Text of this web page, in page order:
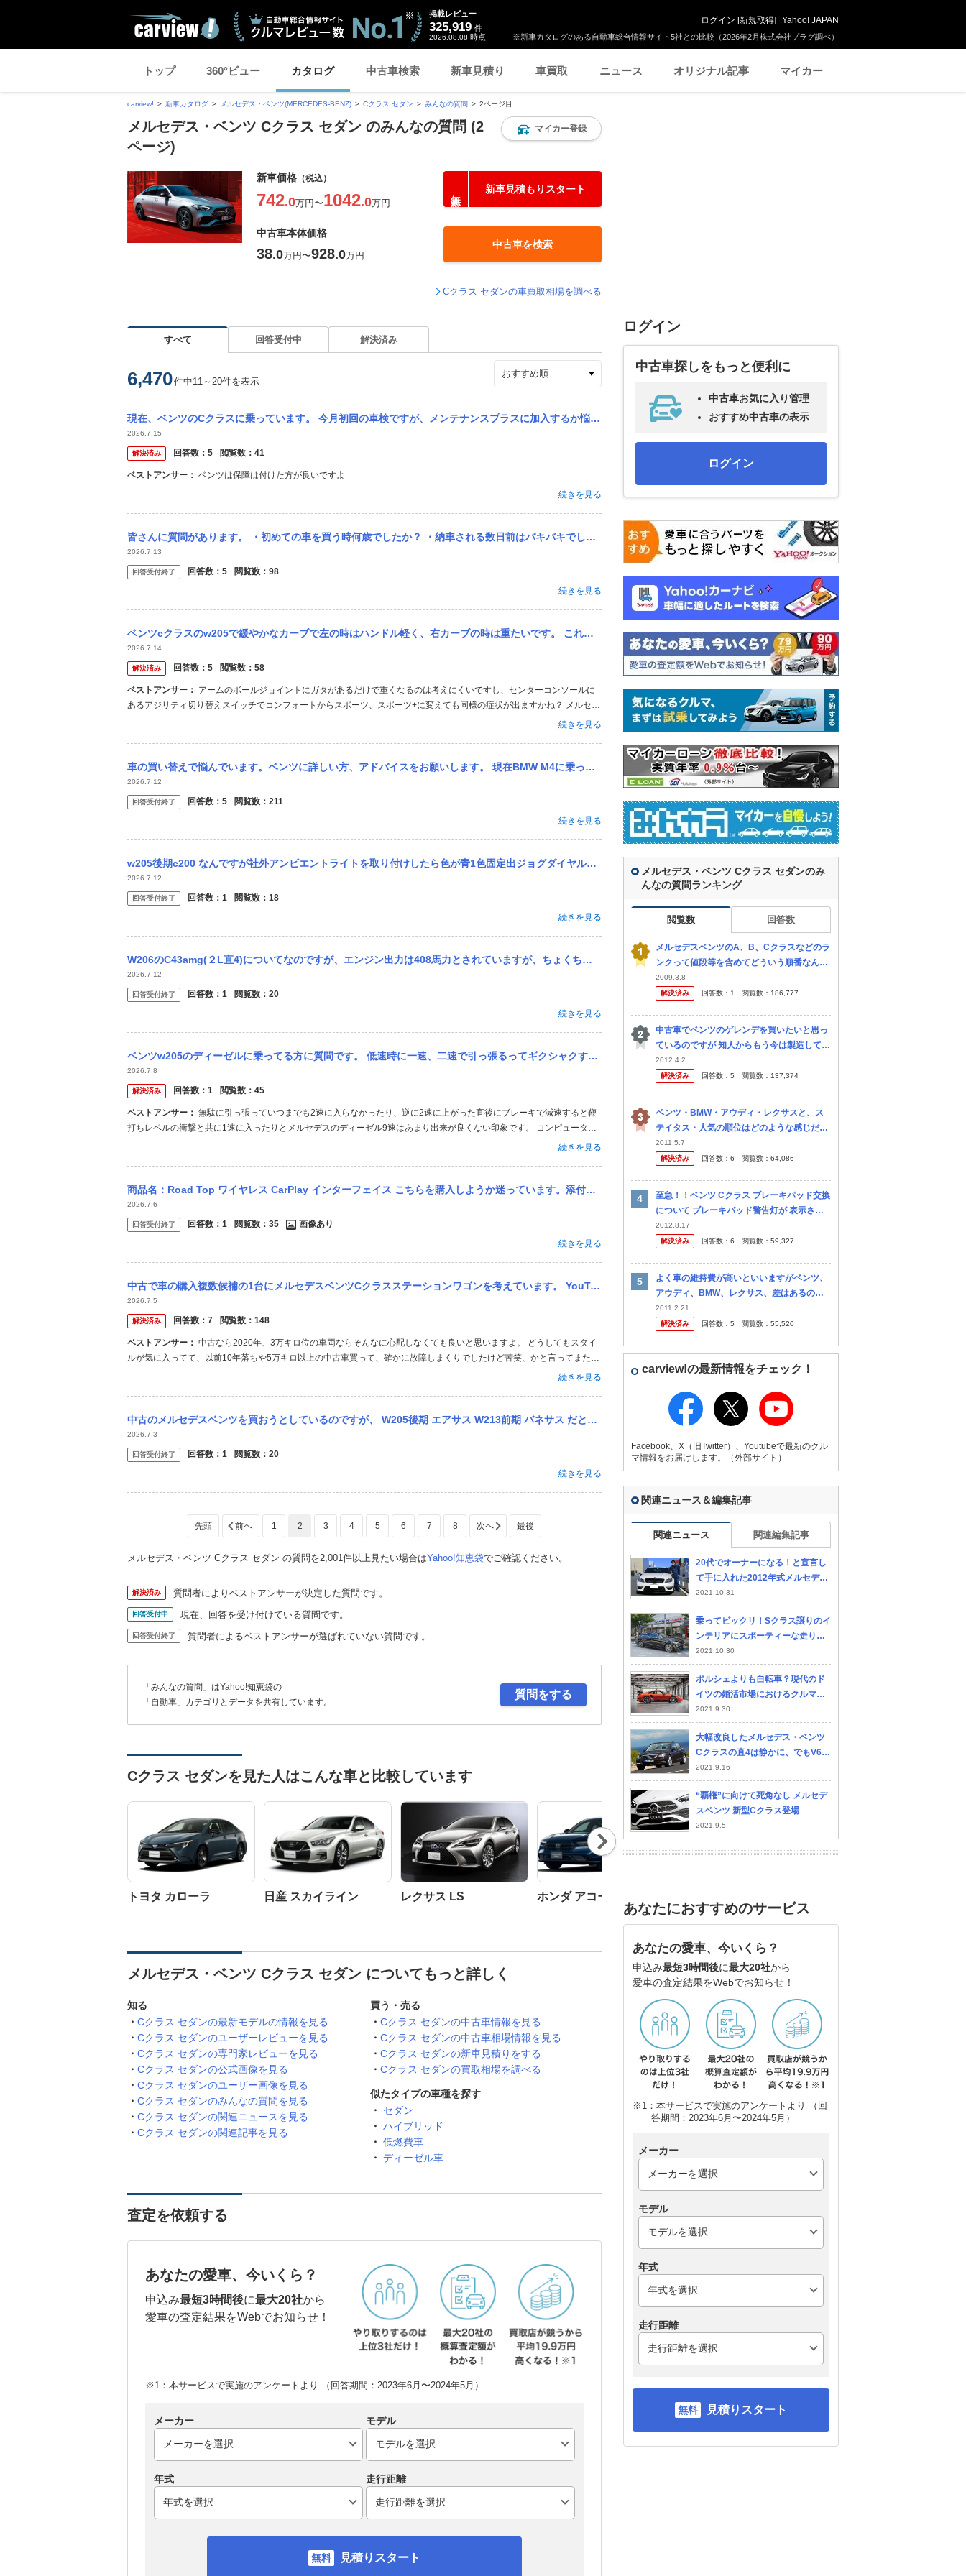
※新車カタログのある自動車総合情報サイト5社との比較（2026年2月株式会社プラグ調べ）
掲載レビュー
325,919 件
2026.08.08 時点
ログイン [新規取得] Yahoo! JAPAN
トップ 360°ビュー カタログ 中古車検索 新車見積り 車買取 ニュース オリジナル記事 マイカー
carview! 新車カタログ メルセデス・ベンツ(MERCEDES-BENZ) Cクラス セダン みんなの質問 2ページ目
メルセデス・ベンツ Cクラス セダン のみんなの質問 (2
ページ)
マイカー登録
新車価格 （税込）
742.0万円〜1042.0万円
新車見積もりスタート
中古車本体価格
38.0万円〜928.0万円
中古車を検索
Cクラス セダンの車買取相場を調べる
すべて 回答受付中 解決済み
6,470件中11～20件を表示
現在、ベンツのCクラスに乗っています。 今月初回の車検ですが、メンテナンスプラスに加入するか悩んでいます。 メンテナンスプラスだと消耗品（ブレーキパット、ブレーキディスク等）の交換が無料とのこと...
2026.7.15
解決済み 回答数： 5 閲覧数： 41
ベストアンサー： ベンツは保障は付けた方が良いですよ
続きを見る
皆さんに質問があります。 ・初めての車を買う時何歳でしたか？ ・納車される数日前はバキバキでしたか？ ・燃費はどれくらいでしたか？ ・価格はどれくらいでしたか？ ・また、それらは自分で頑張って維...
2026.7.13
回答受付終了 回答数： 5 閲覧数： 98
続きを見る
ベンツcクラスのw205で緩やかなカーブで左の時はハンドル軽く、右カーブの時は重たいです。 これはパワステの設定でしょうか？ 正面衝突の配慮？
2026.7.14
解決済み 回答数： 5 閲覧数： 58
ベストアンサー：
あるアジリティ切り替えスイッチでコンフォートからスポーツ、スポーツ+に変えても同様の症状が出ますかね？ メルセデ
ス問わず低速では軽く、スピードがある程度乗ると切りすぎ防止のためステアリングが重くなるのが普通の設定です。 明
続きを見る
車の買い替えで悩んでいます。ベンツに詳しい方、アドバイスをお願いします。 現在BMW M4に乗っており、5年間所有しています。 走りはとても満足していますが、この5年で2年に1回くらいのペース...
2026.7.12
回答受付終了 回答数： 5 閲覧数： 211
続きを見る
w205後期c200 なんですが社外アンビエントライトを取り付けしたら色が青1色固定出ジョグダイヤルて動かしてもモニター上で青に戻ってしまいます。原因分かる方居ますか
2026.7.12
回答受付終了 回答数： 1 閲覧数： 18
続きを見る
W206のC43amg(２L直4)についてなのですが、エンジン出力は408馬力とされていますが、ちょくちょくBSGにより16馬力のブーストがかかる、 と書いてあるのを見かけるのですがこれはブース...
2026.7.12
回答受付終了 回答数： 1 閲覧数： 20
続きを見る
ベンツw205のディーゼルに乗ってる方に質問です。 低速時に一速、二速で引っ張るってギクシャクするんですか普通ですか？ 軽くアクセル踏んでるだけなのに、2500回転ぐらい回ります。
2026.7.8
解決済み 回答数： 1 閲覧数： 45
ベストアンサー：
打ちレベルの衝撃と共に1速に入ったりとメルセデスのディーゼル9速はあまり出来が良くない印象です。 コンピュータで
シフトタイミング制御を弄れば解決できそうな問題ですがディーラーでも持病扱いです。 ちなみに同年代のCLS等でも起
続きを見る
商品名：Road Top ワイヤレス CarPlay インターフェイス こちらを購入しようか迷っています。添付画像の黒のボックスは元々搭載されているモニター（ベンツCクラス）にどのように接続、取...
2026.7.6
回答受付終了 回答数： 1 閲覧数： 35
画像あり
続きを見る
中古で車の購入複数候補の1台にメルセデスベンツCクラスステーションワゴンを考えています。 YouTubeなどを見て色々勉強していますが、ハイテクな車両ほど故障などが頻繁に起きないか不安材料があり...
2026.7.5
解決済み 回答数： 7 閲覧数： 148
ベストアンサー：
ルが気に入ってて、以前10年落ちや5万キロ以上の中古車買って、確かに故障しまくりでしたけど苦笑、かと言ってまた国
産に戻る事はなく、と言うか二度と国産には戻れなくなります。 AMGとか高出力の車両でなければそんな心配不要です。
続きを見る
中古のメルセデスベンツを買おうとしているのですが、 W205後期 エアサス W213前期 バネサス だとどちらの方がいいですか？ 維持費の違いなども教えて頂けると幸いです。
2026.7.3
回答受付終了 回答数： 1 閲覧数： 20
続きを見る
1 2 3 4 5 6 7 8
メルセデス・ベンツ Cクラス セダン の質問を2,001件以上見たい場合はYahoo!知恵袋でご確認ください。
解決済み 質問者によりベストアンサーが決定した質問です。
回答受付中 現在、回答を受け付けている質問です。
回答受付終了 質問者によるベストアンサーが選ばれていない質問です。
「みんなの質問」はYahoo!知恵袋の
「自動車」カテゴリとデータを共有しています。
質問をする
Cクラス セダンを見た人はこんな車と比較しています
トヨタ カローラ 日産 スカイライン レクサス LS ホンダ アコード
ド
Nex
t
メルセデス・ベンツ Cクラス セダン についてもっと詳しく
知る
Cクラス セダンの最新モデルの情報を見る
Cクラス セダンのユーザーレビューを見る
Cクラス セダンの専門家レビューを見る
Cクラス セダンの公式画像を見る
Cクラス セダンのユーザー画像を見る
Cクラス セダンのみんなの質問を見る
Cクラス セダンの関連ニュースを見る
Cクラス セダンの関連記事を見る
買う・売る
Cクラス セダンの中古車情報を見る
Cクラス セダンの中古車相場情報を見る
Cクラス セダンの新車見積りをする
Cクラス セダンの買取相場を調べる
似たタイプの車種を探す
セダン
ハイブリッド
低燃費車
ディーゼル車
査定を依頼する
あなたの愛車、今いくら？
申込み最短3時間後に最大20社から
愛車の査定結果をWebでお知らせ！
※1：本サービスで実施のアンケートより （回答期間：2023年6月〜2024年5月）
メーカー モデル
年式 走行距離
見積りスタート
ログイン
中古車探しをもっと便利に
中古車お気に入り管理
おすすめ中古車の表示
ログイン
メルセデス・ベンツ Cクラス セダンのみ
んなの質問ランキング
閲覧数 回答数
メルセデスベンツのA、B、Cクラスなどのラ
ンクって値段等を含めてどういう順番なんで
すか？またそれぞれのクラスの値段はどのく
らいですか？
2009.3.8
解決済み
回答数： 1 閲覧数： 186,777
中古車でベンツのゲレンデを買いたいと思っ
ているのですが 知人からもう今は製造してな
い車だから 安く買えたとしても すぐ故障し
て その度に部品代が凄くかかるからやめた方
2012.4.2
解決済み
回答数： 5 閲覧数： 137,374
ベンツ・BMW・アウディ・レクサスと、ス
テイタス・人気の順位はどのような感じだと
思いますか？ 私はステイタスなら上述記載の
通り（ベンツが最高→レクサスが最低）で、
2011.5.7
解決済み
回答数： 6 閲覧数： 64,086
至急！！ベンツ Cクラス ブレーキパッド交換
について ブレーキパッド警告灯が 表示さ
れ、前ブレーキパッドの交換が必要なようで
す。 交換費用はいくらくらいでしょうか？デ
2012.8.17
解決済み
回答数： 6 閲覧数： 59,327
よく車の維持費が高いといいますがベンツ、
アウディ、BMW、レクサス、差はあるので
すか？ 今家族がレクサスに乗ってますが私の
車を買いたいと思ってます。 ぶつけたりした
2011.2.21
解決済み
回答数： 5 閲覧数： 55,520
carview!の最新情報をチェック！
Facebook、X（旧Twitter）、Youtubeで最新のクル
マ情報をお届けします。（外部サイト）
関連ニュース＆編集記事
関連ニュース 関連編集記事
20代でオーナーになる！と宣言し
て手に入れた2012年式メルセデ
ス・ベンツ C63AMG パフォーマ
ンスパッケージ(W204型)
2021.10.31
乗ってビックリ！Sクラス譲りのイ
ンテリアにスポーティーな走りも
堪能できるメルセデス・ベンツ
「C200アバンギャルド」の完成度
2021.10.30
ポルシェよりも自転車？現代のド
イツの婚活市場におけるクルマの
存在価値とは
2021.9.30
大幅改良したメルセデス・ベンツ
Cクラスの直4は静かに、でもV6が
直噴化でもっと良くなっていた【1
0年ひと昔の新車】
2021.9.16
“覇権”に向けて死角なし メルセデ
スベンツ 新型Cクラス登場
2021.9.5
あなたにおすすめのサービス
あなたの愛車、今いくら？
申込み最短3時間後に最大20社から
愛車の査定結果をWebでお知らせ！
※1：本サービスで実施のアンケートより （回
答期間：2023年6月〜2024年5月）
メーカー
モデル
年式
走行距離
見積りスタート